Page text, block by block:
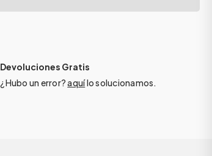
Devoluciones Gratis
¿Hubo un error?aquílo solucionamos.